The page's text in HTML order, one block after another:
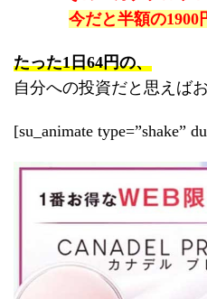
今だと半額の1900
たった1日64円の、
自分への投資だと思えば
[su_animate type=”shake”